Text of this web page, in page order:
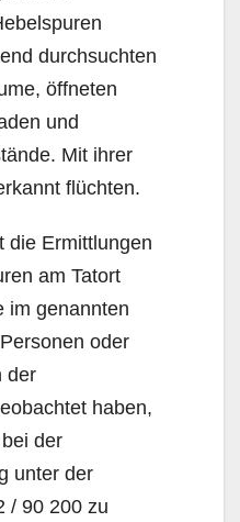
durchsuchten
öffneten
und
Mit ihrer
flüchten.
die Ermittlungen
am Tatort
im genannten
oder
der
haben,
der
unter der
/ 90 200 zu